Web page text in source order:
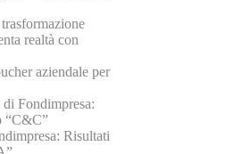
realtà con
aziendale per
Fondimpresa:
“C&C”
Risultati